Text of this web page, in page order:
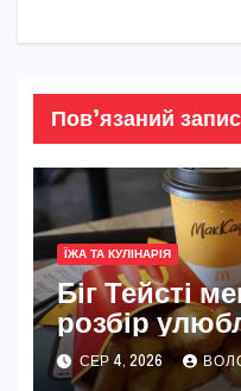
Пов’язаний запис
ЇЖА ТА КУЛІНАРІЯ
Біг Тейсті
розбір
McDonald’s
СЕР 4, 2026